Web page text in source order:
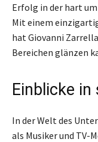
Erfolg in der hart
Mit einem
hat Giovanni
Bereichen glänzen
Einblicke in
In der Welt des
als Musiker und TV-